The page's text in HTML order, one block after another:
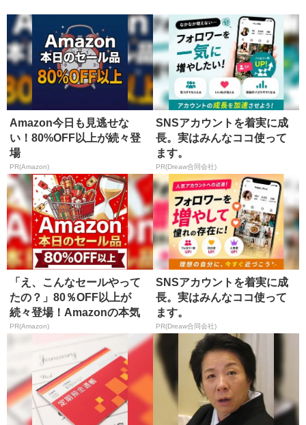
Amazon今日も見逃せな
い！80%OFF以上が続々登
場
PR(Amazon)
SNSアカウントを着実に成
長。実はみんなココ使って
ます。
PR(Dreaw合同会社)
「え、こんなセールやって
たの？」80％OFF以上が
続々登場！Amazonの本気
が...
PR(Amazon)
SNSアカウントを着実に成
長。実はみんなココ使って
ます。
PR(Dreaw合同会社)